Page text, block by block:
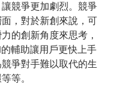
競爭更加劇烈。競爭
，對於新創來說，可
的創新角度來思考，
輔助讓用戶更快上手
爭對手難以取代的生
等。